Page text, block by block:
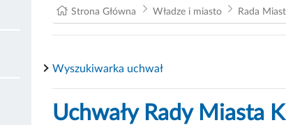
Strona Główna Władze i miasto Rada
Wyszukiwarka uchwał
Uchwały Rady Miasta